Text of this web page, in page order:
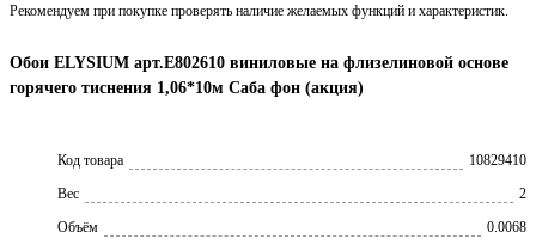
Обои ELYSIUM арт.Е802610 виниловые на флизелиновой основе
горячего тиснения 1,06*10м Саба фон (акция)
Код товара
10829410
Вес
2
Объём
0.0068
Рекомендуем при покупке проверять наличие желаемых функций и характеристик.